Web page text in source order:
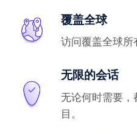
覆盖全球
访问覆盖全球所
无限的会话
无论何时需要
目。